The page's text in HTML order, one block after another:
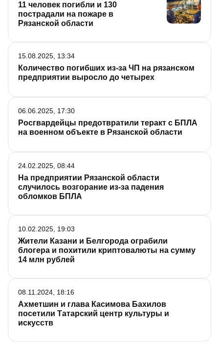
11 человек погибли и 130
пострадали на пожаре в
Рязанской области
Количество погибших из-за ЧП на рязанском
предприятии выросло до четырех
15.08.2025, 13:34
Росгвардейцы предотвратили теракт с БПЛА
на военном объекте в Рязанской области
06.06.2025, 17:30
На предприятии Рязанской области
случилось возгорание из-за падения
обломков БПЛА
24.02.2025, 08:44
Жители Казани и Белгорода ограбили
блогера и похитили криптовалюты на сумму
14 млн рублей
10.02.2025, 19:03
Ахметшин и глава Касимова Бахилов
посетили Татарский центр культуры и
искусств
08.11.2024, 18:16